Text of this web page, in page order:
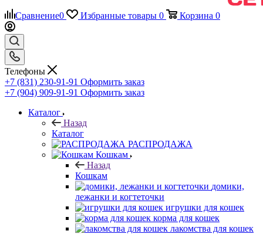
Сравнение0 Избранные товары 0 Корзина 0
Телефоны
+7 (831) 230-91-91 Оформить заказ
+7 (904) 909-91-91 Оформить заказ
Каталог
Назад
Каталог
РАСПРОДАЖА
Кошкам
Назад
Кошкам
домики,
лежанки и когтеточки
игрушки для кошек
корма для кошек
лакомства для кошек